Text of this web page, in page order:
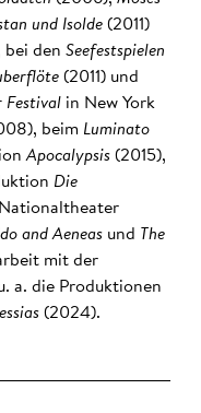
und Isolde (2011)
den Seefestspielen
(2011) und
Festival in New York
beim Luminato
Apocalypsis (2015),
Die
and Aeneas und The
mit der
a. die Produktionen
(2024).